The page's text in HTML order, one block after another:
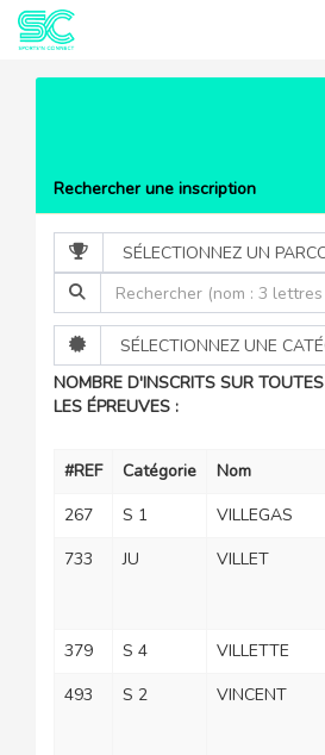
Rechercher une inscription
NOMBRE D'INSCRITS SUR TOUTES
LES ÉPREUVES :
#REF Catégorie Nom
267
S 1 VILLEGAS
733
JU VILLET
379
S 4 VILLETTE
493
S 2 VINCENT